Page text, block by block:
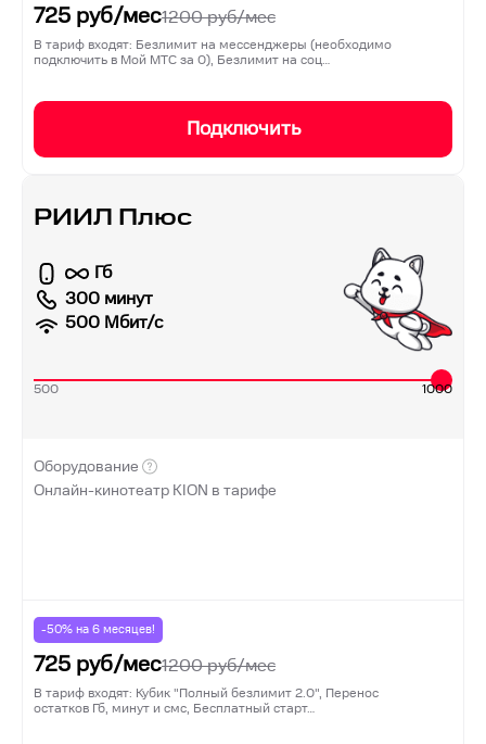
725 руб/мес1200руб/мес
В тариф входят: Безлимит на мессенджеры (необходимо
подключить в Мой МТС за 0), Безлимит на соц…
Подключить
РИИЛ Плюс
Гб
300 минут
500 Мбит/с
500 1000
Оборудование
Онлайн-кинотеатр KION в тарифе
-50% на 6 месяцев!
725 руб/мес1200руб/мес
В тариф входят: Кубик "Полный безлимит 2.0", Перенос
остатков Гб, минут и смс, Бесплатный старт…